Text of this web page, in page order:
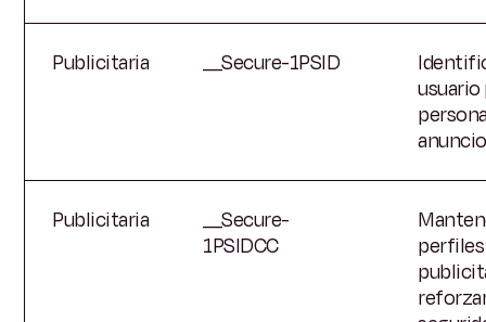
Publicitaria __Secure-1PSID
usuario
Publicitaria
__Secure-
1PSIDCC
perfiles